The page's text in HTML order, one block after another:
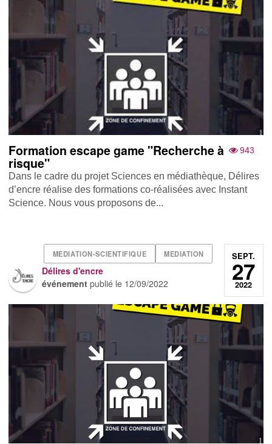
943
Formation escape game "Recherche à
risque"
Dans le cadre du projet Sciences en médiathèque, Délires
d’encre réalise des formations co-réalisées avec Instant
Science. Nous vous proposons de...
MEDIATION-SCIENTIFIQUE MEDIATION
Délires d'encre
événement publié le 12/09/2022
SEPT.
27
2022